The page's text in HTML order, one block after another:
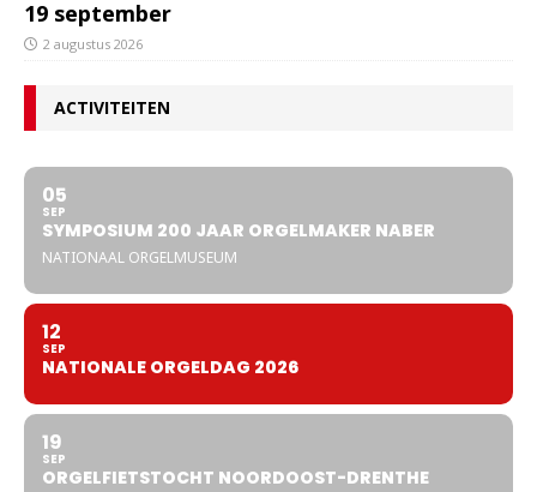
19 september
2 augustus 2026
ACTIVITEITEN
05
SEP
SYMPOSIUM 200 JAAR ORGELMAKER NABER
NATIONAAL ORGELMUSEUM
12
SEP
NATIONALE ORGELDAG 2026
19
SEP
ORGELFIETSTOCHT NOORDOOST-DRENTHE